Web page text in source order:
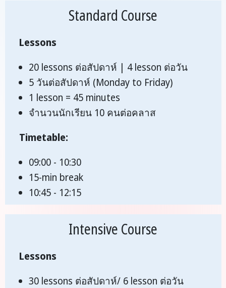
Standard Course
Lessons
20 lessons ต่อสัปดาห์ | 4 lesson ต่อวัน
5 วันต่อสัปดาห์ (Monday to Friday)
1 lesson = 45 minutes
จำนวนนักเรียน 10 คนต่อคลาส
Timetable:
09:00 - 10:30
15-min break
10:45 - 12:15
Intensive Course
Lessons
30 lessons ต่อสัปดาห์/ 6 lesson ต่อวัน